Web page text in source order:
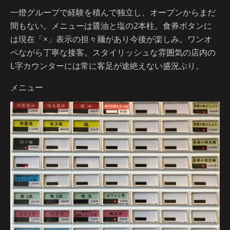
一燈グループで経験を積んで独立し、オープンからまだ
間もない。メニューは醤油と塩の2本柱。食券ボタンに
は現在「×」表示の担々麺があり今後が楽しみ。ワンオ
ペながら丁寧な接客。スタイリッシュな雰囲気の店内の
L字カウンターには常に客足が途絶えない盛況ぶり。
メニュー